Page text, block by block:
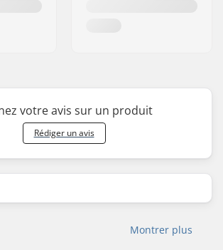
votre avis sur un produit
Rédiger un avis
Montrer plus